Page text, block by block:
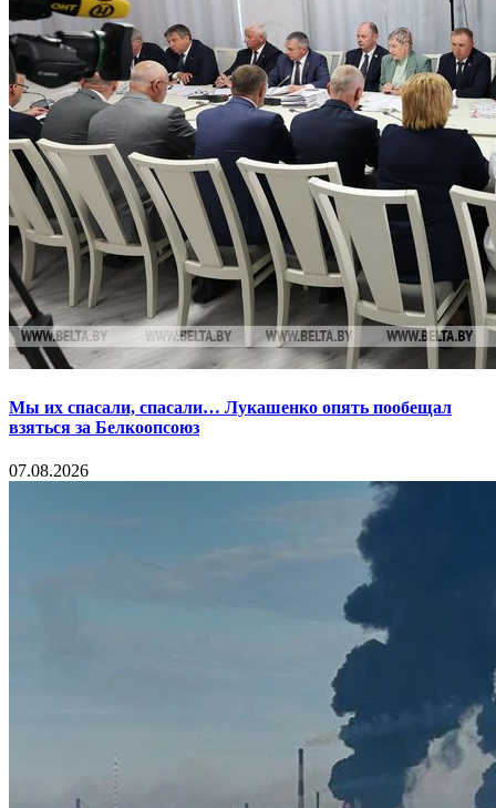
Мы их спасали, спасали… Лукашенко опять пообещал
взяться за Белкоопсоюз
07.08.2026